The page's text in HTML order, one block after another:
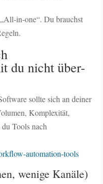
in-one“. Du brauchst
du nicht über-
sollte sich an deiner
Komplexität,
Tools nach
automation-tools
wenige Kanäle)